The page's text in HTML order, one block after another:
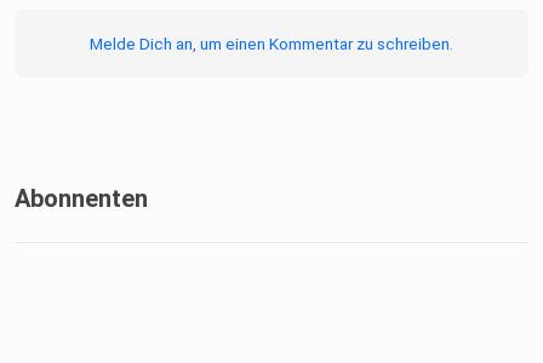
Melde Dich an, um einen Kommentar zu schreiben.
Abonnenten